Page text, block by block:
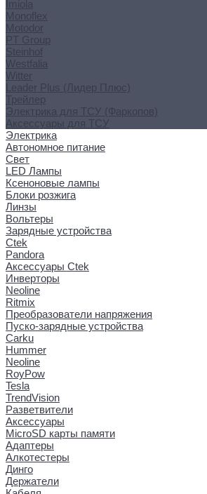
Imiola
Monoflex
Motodor
PT Group
Steinhof
Westfalia
Witter
Leader Plus (Лидер Плюс)
Трейлер
Электрика для ТСУ (Фаркопов)
Аксессуары для ТСУ
Электрика
Автономное питание
Свет
LED Лампы
Ксеноновые лампы
Блоки розжига
Линзы
Вольтеры
Зарядные устройства
Ctek
Pandora
Аксессуары Ctek
Инверторы
Neoline
Ritmix
Преобразователи напряжения
Пуско-зарядные устройства
Carku
Hummer
Neoline
RoyPow
Tesla
TrendVision
Разветвители
Аксессуары
MicroSD карты памяти
Адаптеры
Алкотестеры
Динго
Держатели